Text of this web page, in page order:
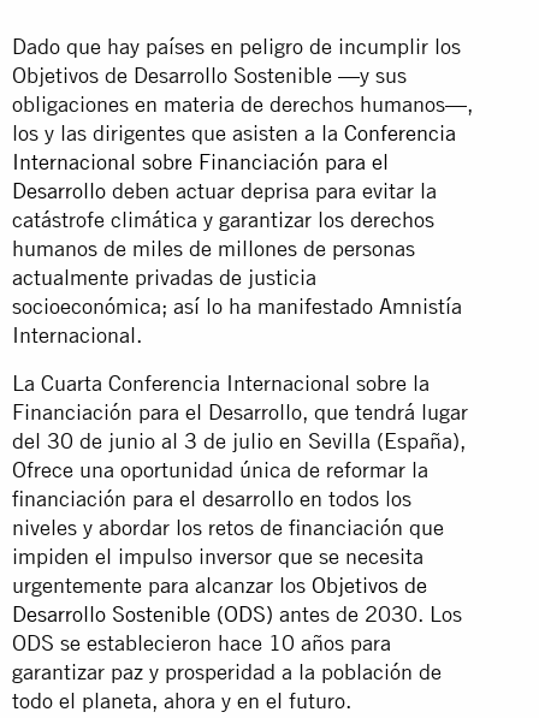
Dado que hay países en peligro de incumplir los
Objetivos de Desarrollo Sostenible —y sus
obligaciones en materia de derechos humanos—,
los y las dirigentes que asisten a la Conferencia
Internacional sobre Financiación para el
Desarrollo deben actuar deprisa para evitar la
catástrofe climática y garantizar los derechos
humanos de miles de millones de personas
actualmente privadas de justicia
socioeconómica; así lo ha manifestado Amnistía
Internacional.
La Cuarta Conferencia Internacional sobre la
Financiación para el Desarrollo, que tendrá lugar
del 30 de junio al 3 de julio en Sevilla (España),
Ofrece una oportunidad única de reformar la
financiación para el desarrollo en todos los
niveles y abordar los retos de financiación que
impiden el impulso inversor que se necesita
urgentemente para alcanzar los Objetivos de
Desarrollo Sostenible (ODS) antes de 2030. Los
ODS se establecieron hace 10 años para
garantizar paz y prosperidad a la población de
todo el planeta, ahora y en el futuro.